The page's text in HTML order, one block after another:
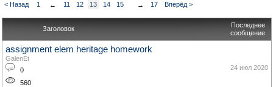
< Назад 1 ← 11 12 13 14 15 → 17 Вперёд >
Заголовок
Последнее
сообщение
assignment elem heritage homework
GalenEt
0
560
24 июл 2020